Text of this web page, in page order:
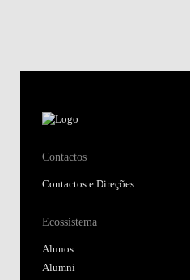
Contactos
Contactos e Direções
Ecossistema
Alunos
Alumni